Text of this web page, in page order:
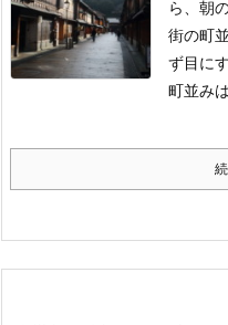
ら、朝
街の町
ず目に
町並み